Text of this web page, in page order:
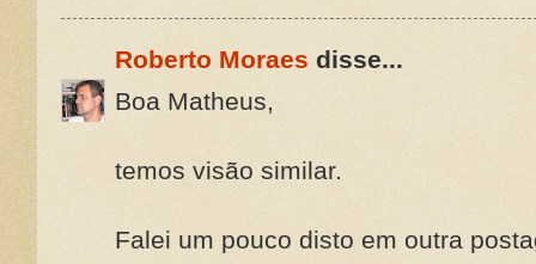
Roberto Moraes disse...
Boa Matheus,
temos visão similar.
Falei um pouco disto em outra